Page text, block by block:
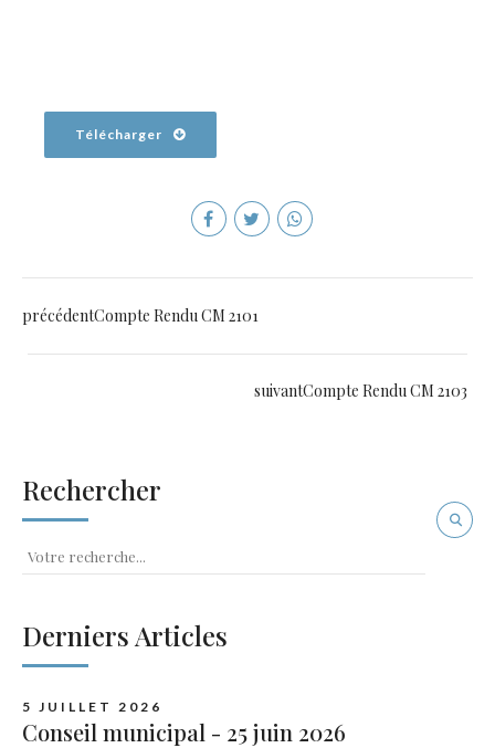
Télécharger
précédentCompte Rendu CM 2101
suivantCompte Rendu CM 2103
Rechercher
Derniers Articles
5 JUILLET 2026
Conseil municipal - 25 juin 2026